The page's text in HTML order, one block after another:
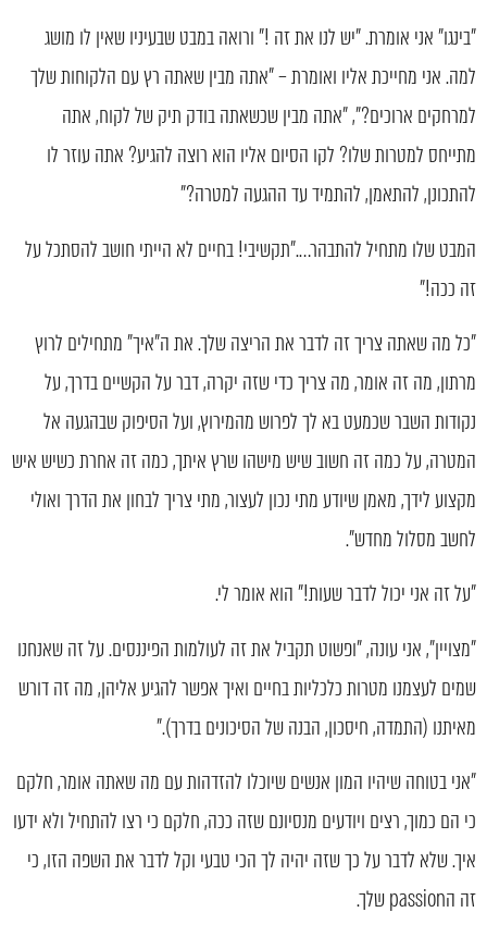
"בינגו" אני אומרת. "יש לנו את זה !" ורואה במבט שבעיניו שאין לו מושג
למה. אני מחייכת אליו ואומרת – "אתה מבין שאתה רץ עם הלקוחות שלך
למרחקים ארוכים?", "אתה מבין שכשאתה בודק תיק של לקוח, אתה
מתייחס למטרות שלו? לקו הסיום אליו הוא רוצה להגיע? אתה עוזר לו
להתכונן, להתאמן, להתמיד עד ההגעה למטרה?"
המבט שלו מתחיל להתבהר…."תקשיבי! בחיים לא הייתי חושב להסתכל על
זה ככה!"
"כל מה שאתה צריך זה לדבר את הריצה שלך. את ה"איך" מתחילים לרוץ
מרתון, מה זה אומר, מה צריך כדי שזה יקרה, דבר על הקשיים בדרך, על
נקודות השבר שכמעט בא לך לפרוש מהמירוץ, ועל הסיפוק שבהגעה אל
המטרה, על כמה זה חשוב שיש מישהו שרץ איתך, כמה זה אחרת כשיש איש
מקצוע לידך, מאמן שיודע מתי נכון לעצור, מתי צריך לבחון את הדרך ואולי
לחשב מסלול מחדש".
"על זה אני יכול לדבר שעות!" הוא אומר לי.
"מצויין", אני עונה, "ופשוט תקביל את זה לעולמות הפיננסים. על זה שאנחנו
שמים לעצמנו מטרות כלכליות בחיים ואיך אפשר להגיע אליהן, מה זה דורש
מאיתנו (התמדה, חיסכון, הבנה של הסיכונים בדרך)."
"אני בטוחה שיהיו המון אנשים שיוכלו להזדהות עם מה שאתה אומר, חלקם
כי הם כמוך, רצים ויודעים מנסיונם שזה ככה, חלקם כי רצו להתחיל ולא ידעו
איך. שלא לדבר על כך שזה יהיה לך הכי טבעי וקל לדבר את השפה הזו, כי
זה הpassion שלך.